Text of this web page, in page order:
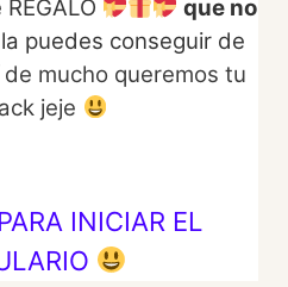
que no
puedes conseguir de
de mucho queremos tu
jeje
INICIAR EL